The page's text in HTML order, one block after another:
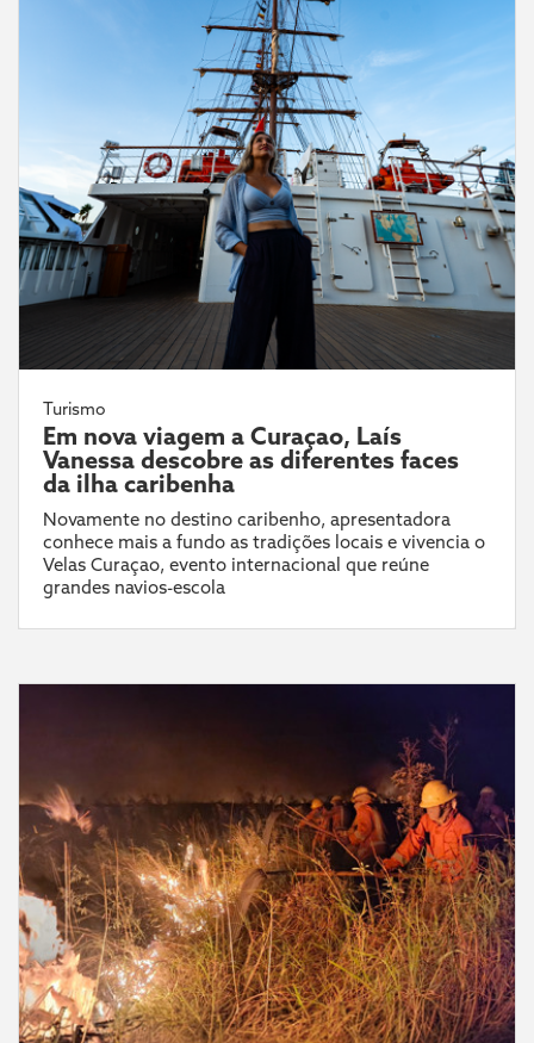
Turismo
Em nova viagem a Curaçao, Laís
Vanessa descobre as diferentes faces
da ilha caribenha
Novamente no destino caribenho, apresentadora
conhece mais a fundo as tradições locais e vivencia o
Velas Curaçao, evento internacional que reúne
grandes navios-escola